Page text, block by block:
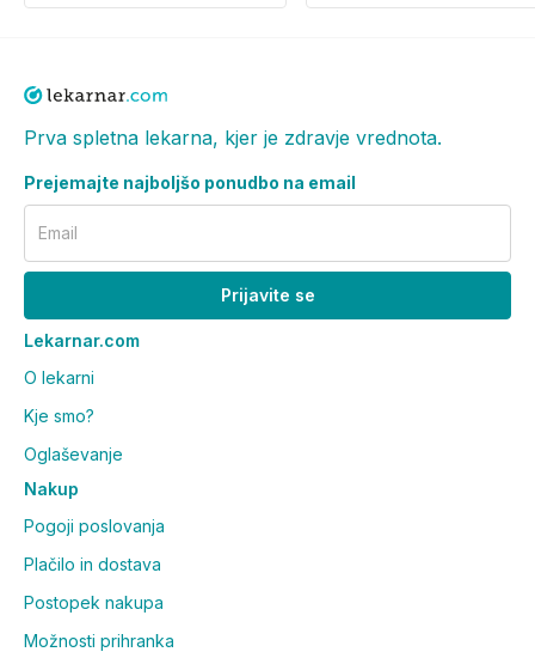
GUM, CITRIC ACID, TOCOPHEROL,
FRUCTOOLIGOSACCHARIDES, CAPRYLIC/CAPRIC
TRIGLYCERIDE, LAMINARIA OCHROLEUCA
Prva spletna lekarna, kjer je zdravje vrednota.
Prejemajte najboljšo ponudbo na email
Email
Prijavite se
Lekarnar.com
O lekarni
Kje smo?
Oglaševanje
Nakup
Pogoji poslovanja
Plačilo in dostava
Postopek nakupa
Možnosti prihranka